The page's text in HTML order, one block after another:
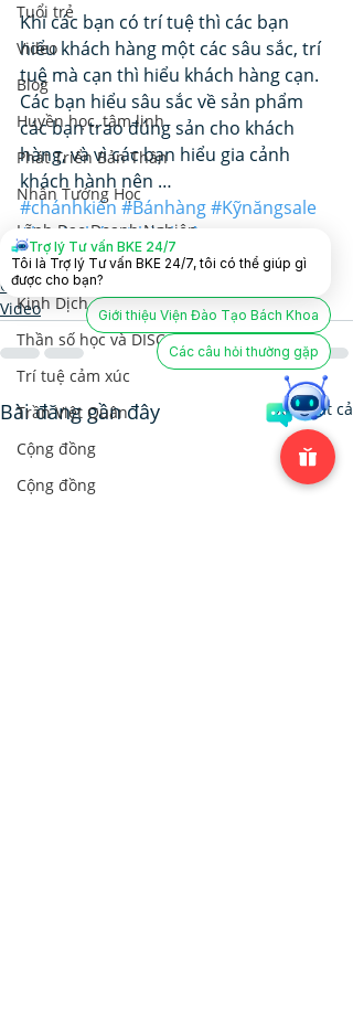
Tuổi trẻ
Video
Blog
Huyền học, tâm linh
Phát Triển Bản Thân
Nhân Tướng Học
Lãnh Đạo Doanh Nghiệp
Hôn nhân và Dạy con
Kinh Dịch
Thần số học và DISC
Trí tuệ cảm xúc
Trần Việt Quân
Cộng đồng
Cộng đồng
Khi các bạn có trí tuệ thì các bạn
hiểu khách hàng một các sâu sắc, trí
tuệ mà cạn thì hiểu khách hàng cạn.
Các bạn hiểu sâu sắc về sản phẩm
các bạn trao đúng sản cho khách
hàng, và vì các bạn hiểu gia cảnh
khách hành nên …
#chánhkiến#Bánhàng#Kỹnăngsale
#hạnhphúc#thànhcông
#TrầnViệtQuân
Chánh Kiến
Video
Bài đăng gần đây Xem tất cả
Trợ lý Tư vấn BKE 24/7
Tôi là Trợ lý Tư vấn BKE 24/7, tôi có thể giúp gì
được cho bạn?
Giới thiệu Viện Đào Tạo Bách Khoa
Các câu hỏi thường gặp